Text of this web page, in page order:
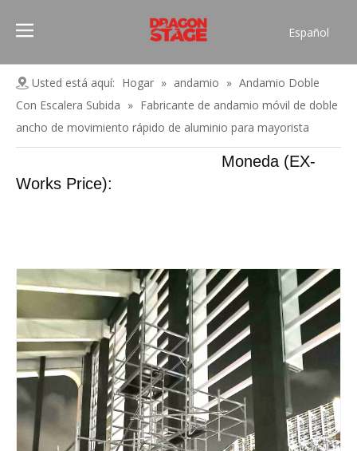
Español
Pусский
Français
العربية
简体中文
English
Usted está aquí: Hogar » andamio » Andamio Doble
Con Escalera Subida » Fabricante de andamio móvil de doble
ancho de movimiento rápido de aluminio para mayorista
Moneda (EX-
Works Price):